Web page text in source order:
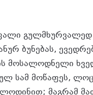
ბუნებას,
მოსალოდნელი
სამ მოწაფეს,
მაგრამ